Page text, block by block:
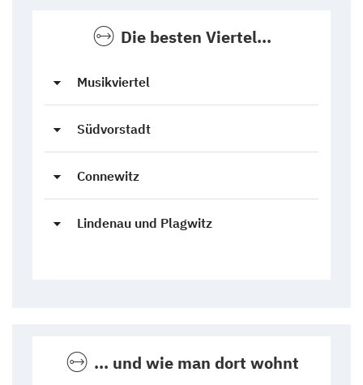
Die besten Viertel...
Musikviertel
Südvorstadt
Connewitz
Lindenau und Plagwitz
... und wie man dort wohnt